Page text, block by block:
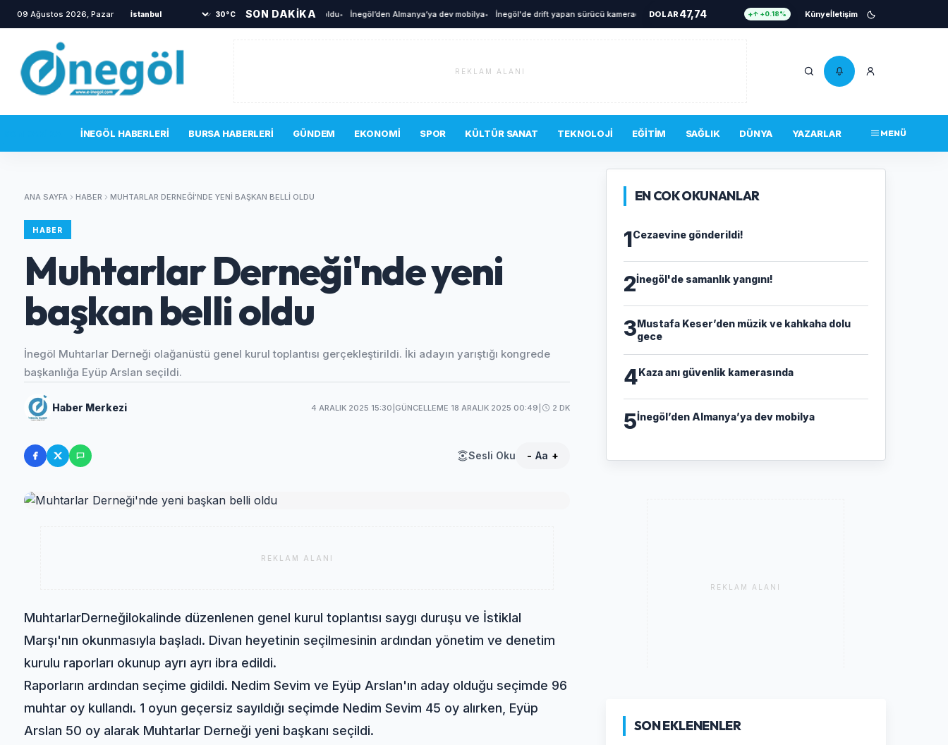
09 Ağustos 2026, Pazar 30°C SON DAKİKA
İnegöl’de driftin bedeli ağır oldu İnegöl’den Almanya’ya dev mobilya• İnegöl'de drift yapan sürücü kamerada• Cezaevine gönderildi! Kaza anı güvenlik kamerasında• İnegöl'de samanlık
DOLAR 47,74 ↑ +0.18% Künyeİletişim
REKLAM ALANI
İNEGÖL HABERLERI BURSA HABERLERI GÜNDEM EKONOMI SPOR KÜLTÜR SANAT TEKNOLOJI EĞITIM SAĞLIK DÜNYA YAZARLAR MENÜ
ANA SAYFA HABER MUHTARLAR DERNEĞI'NDE YENI BAŞKAN BELLI OLDU
HABER
Muhtarlar Derneği'nde yeni
başkan belli oldu
İnegöl Muhtarlar Derneği olağanüstü genel kurul toplantısı gerçekleştirildi. İki adayın yarıştığı kongrede
başkanlığa Eyüp Arslan seçildi.
Haber Merkezi 4 ARALIK 2025 15:30 GÜNCELLEME 18 ARALIK 2025 00:49 2 DK
Sesli Oku - Aa +
REKLAM ALANI
MuhtarlarDerneğilokalinde düzenlenen genel kurul toplantısı saygı duruşu ve İstiklal
Marşı'nın okunmasıyla başladı. Divan heyetinin seçilmesinin ardından yönetim ve denetim
kurulu raporları okunup ayrı ayrı ibra edildi.
Raporların ardından seçime gidildi. Nedim Sevim ve Eyüp Arslan'ın aday olduğu seçimde 96
muhtar oy kullandı. 1 oyun geçersiz sayıldığı seçimde Nedim Sevim 45 oy alırken, Eyüp
Arslan 50 oy alarak Muhtarlar Derneği yeni başkanı seçildi.
EN COK OKUNANLAR
1Cezaevine gönderildi!
2İnegöl'de samanlık yangını!
3Mustafa Keser’den müzik ve kahkaha dolu
gece
4Kaza anı güvenlik kamerasında
5İnegöl’den Almanya’ya dev mobilya
REKLAM ALANI
SON EKLENENLER